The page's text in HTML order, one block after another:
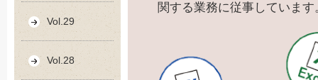
Vol.29
Vol.28
関する業務に従事しています